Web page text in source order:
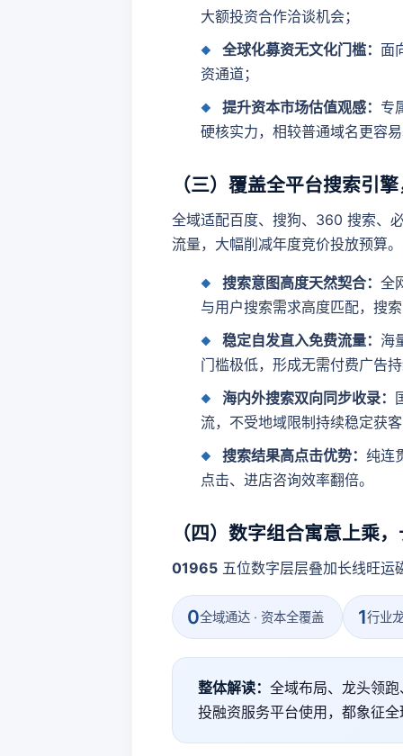
大额投资合作洽谈机会；
全球化募资无文化门槛： 面
资通道；
提升资本市场估值观感： 专
硬核实力，相较普通域名更容
（三）覆盖全平台搜索引
全域适配百度、搜狗、360 搜索、
流量，大幅削减年度竞价投放预算。
搜索意图高度天然契合： 全
与用户搜索需求高度匹配，搜
稳定自发直入免费流量： 海
门槛极低，形成无需付费广告
海内外搜索双向同步收录：
流，不受地域限制持续稳定获
搜索结果高点击优势： 纯连
点击、进店咨询效率翻倍。
（四）数字组合寓意上乘
01965 五位数字层层叠加长线旺
0全域通达 · 资本全覆盖 1行业
整体解读： 全域布局、龙头领
投融资服务平台使用，都象征